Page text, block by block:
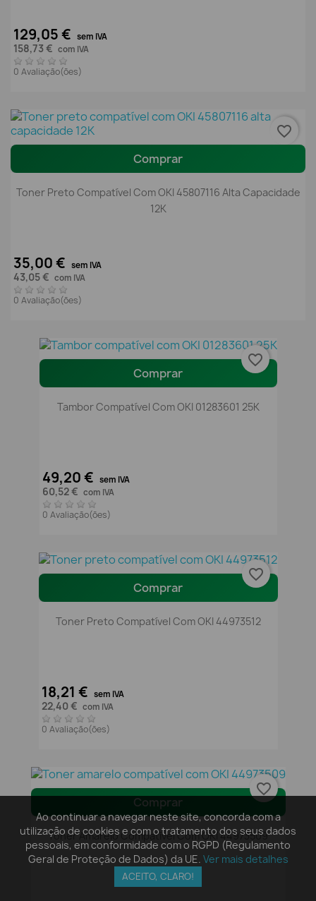
129,05 € sem IVA
158,73 € com IVA
0 Avaliação(ões)
Comprar
Toner Preto Compatível Com OKI 45807116 Alta Capacidade
12K
35,00 € sem IVA
43,05 € com IVA
0 Avaliação(ões)
favorite_border
Comprar
Tambor Compatível Com OKI 01283601 25K
49,20 € sem IVA
60,52 € com IVA
0 Avaliação(ões)
favorite_border
Comprar
Toner Preto Compatível Com OKI 44973512
18,21 € sem IVA
22,40 € com IVA
0 Avaliação(ões)
favorite_border
Comprar
Toner Amarelo Compatível Com OKI 44973509
favorite_border
Ao continuar a navegar neste site, concorda com a
utilização de cookies e com o tratamento dos seus dados
pessoais, em conformidade com o RGPD (Regulamento
Geral de Proteção de Dados) da UE. Ver mais detalhes
ACEITO, CLARO!